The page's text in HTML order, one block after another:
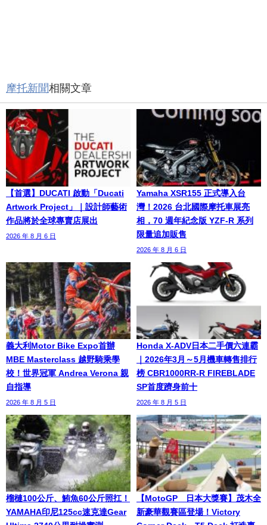
摩托新聞相關文章
【首選】DUCATI 啟動「Ducati
Artwork Project」｜設計師藝術
作品將於全球專賣店展出
2026 年 8 月 6 日
Yamaha XSR155 正式導入台
灣！2026 台北國際摩托車展亮
相，70 週年紀念版 YZF-R 系列
限量追加販售
2026 年 8 月 6 日
義大利Motor Bike Expo首辦
MBE Masterclass 越野騎乘學
校！世界冠軍 Andrea Verona 親
自指導
2026 年 8 月 5 日
Honda X-ADV日本二手價六連霸
｜2026年3月～5月機車轉售排行
榜 CBR1000RR-R FIREBLADE
SP首度躋身前十
2026 年 8 月 5 日
榴槤100公斤、鮪魚60公斤照扛！
YAMAHA印尼125cc速克達Gear
【MotoGP™日本大獎賽】茂木全
新豪華觀賽區登場！Victory